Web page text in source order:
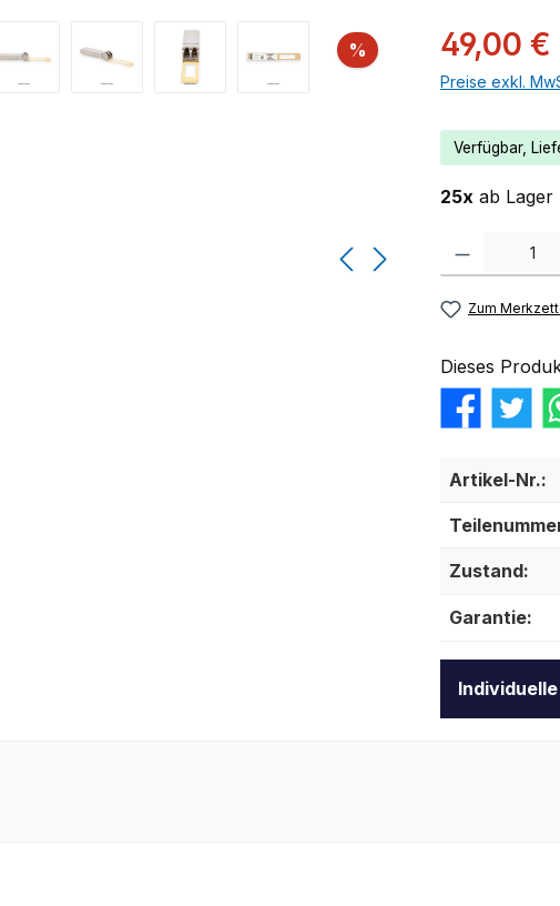
% Rabatt 49,00 €
Preise exkl.
Verfügbar,
25x ab
Produkt Anzahl:
Zum
Dieses
Artikel-Nr.:
Zustand:
Garantie: